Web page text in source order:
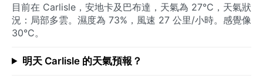
目前在 Carlisle，安地卡及巴布達，天氣為 27°C，天氣狀
況：局部多雲。濕度為 73%，風速 27 公里/小時。感覺像
30°C。
明天 Carlisle 的天氣預報？